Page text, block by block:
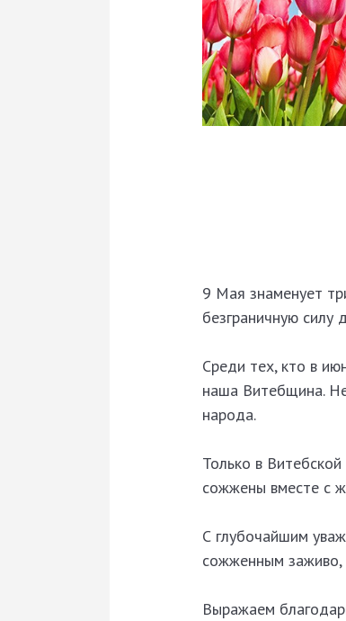
9 Мая знаменует
безграничную силу
Среди тех, кто в
наша Витебщина.
народа.
Только в
сожжены вместе с
С глубочайшим
сожженным заживо,
Выражаем